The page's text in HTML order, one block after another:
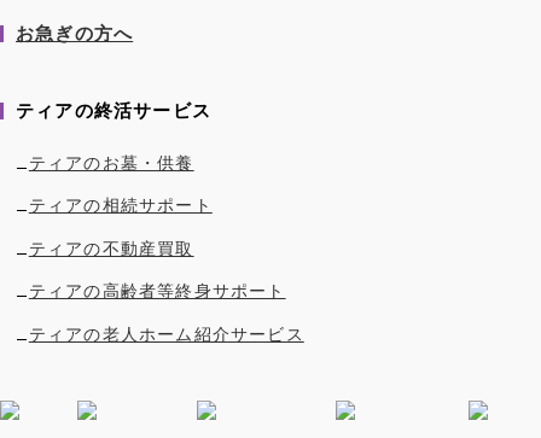
お急ぎの方へ
ティアの終活サービス
ティアのお墓・供養
ティアの相続サポート
ティアの不動産買取
ティアの高齢者等終身サポート
ティアの老人ホーム紹介サービス